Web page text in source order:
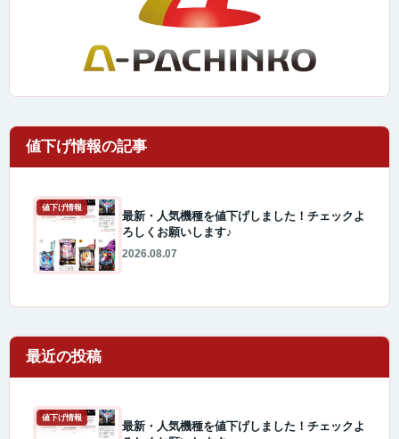
値下げ情報
最新・人気機種を値下げしました！チェックよ
ろしくお願いします♪
2026.08.07
最近の投稿
値下げ情報
最新・人気機種を値下げしました！チェックよ